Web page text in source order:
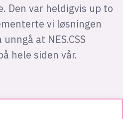
Den var heldigvis up to
vi løsningen
at NES.CSS
hele siden vår.